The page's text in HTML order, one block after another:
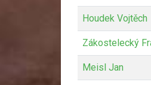
Houdek Vojtěch
Zákostelecký
Meisl Jan